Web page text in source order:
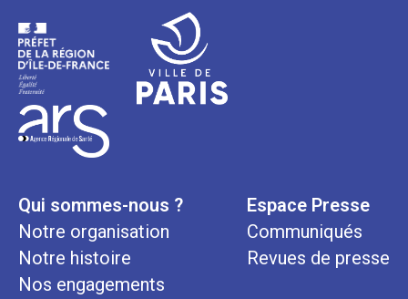
Qui sommes-nous ?
Notre organisation
Notre histoire
Nos engagements
Espace Presse
Communiqués
Revues de presse